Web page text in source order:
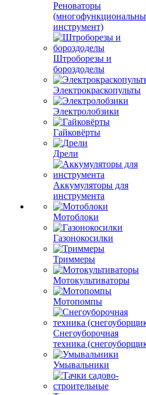
Реноваторы
инструмент)
Штроборезы и
бороздоделы
Электрокраскопульты
Электролобзики
Гайковёрты
Дрели
Аккумуляторы для
инструмента
Мотоблоки
Газонокосилки
Триммеры
Мотокультиваторы
Мотопомпы
Снегоуборочная
техника
Умывальники